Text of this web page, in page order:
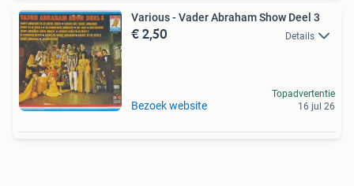
Various - Vader Abraham Show Deel 3
€ 2,50 Details
Bezoek website
Topadvertentie
16 jul 26